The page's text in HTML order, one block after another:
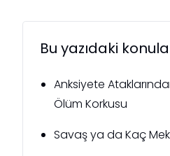
Bu yazıdaki
Anksiyete
Ölüm Korkusu
Savaş ya da Kaç